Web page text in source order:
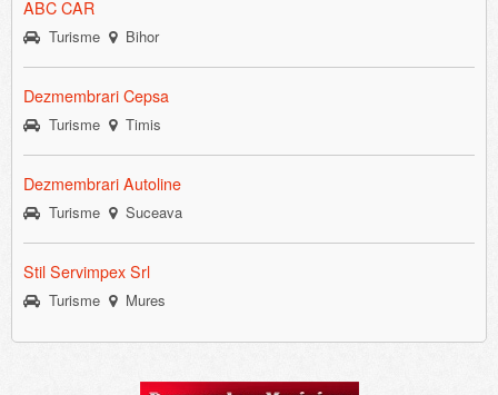
ABC CAR
Turisme Bihor
Dezmembrari Cepsa
Turisme Timis
Dezmembrari Autoline
Turisme Suceava
Stil Servimpex Srl
Turisme Mures